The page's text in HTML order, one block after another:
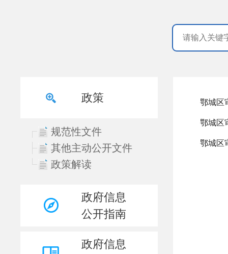
政策
规范性文件
其他主动公开文件
政策解读
政府信息
公开指南
政府信息